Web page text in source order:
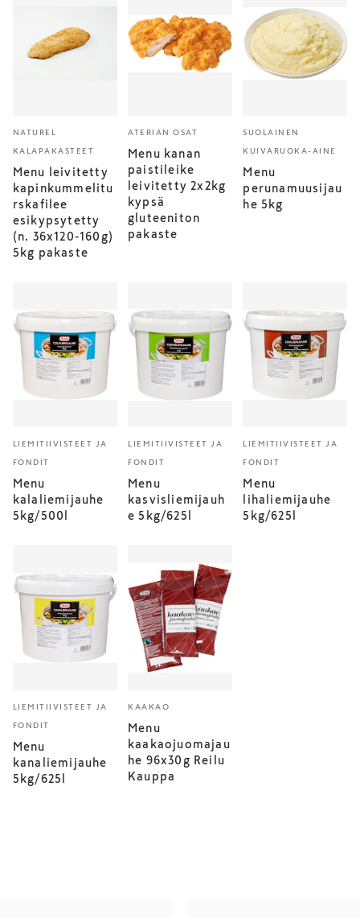
NATUREL
KALAPAKASTEET
Menu leivitetty
kapinkummelitu
rskafilee
esikypsytetty
(n. 36x120-160g)
5kg pakaste
ATERIAN OSAT
Menu kanan
paistileike
leivitetty 2x2kg
kypsä
gluteeniton
pakaste
SUOLAINEN
KUIVARUOKA-AINE
Menu
perunamuusijau
he 5kg
LIEMITIIVISTEET JA
FONDIT
Menu
kalaliemijauhe
5kg/500l
LIEMITIIVISTEET JA
FONDIT
Menu
kasvisliemijauh
e 5kg/625l
LIEMITIIVISTEET JA
FONDIT
Menu
lihaliemijauhe
5kg/625l
LIEMITIIVISTEET JA
FONDIT
Menu
kanaliemijauhe
5kg/625l
KAAKAO
Menu
kaakaojuomajau
he 96x30g Reilu
Kauppa